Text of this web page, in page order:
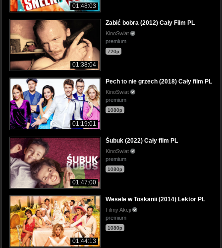
01:48:03
01:38:04
Zabić bobra (2012) Cały Film PL
KinoSwiat
premium
720p
01:19:01
Pech to nie grzech (2018) Cały film PL
KinoSwiat
premium
1080p
01:47:00
Śubuk (2022) Cały film PL
KinoSwiat
premium
1080p
01:44:13
Wesele w Toskanii (2014) Lektor PL
Filmy Akcji
premium
1080p